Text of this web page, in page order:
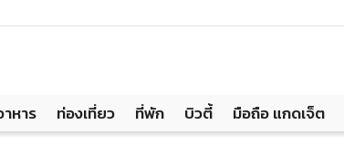
หาร ท่องเที่ยว ที่พัก บิวตี้ มือถือ แกดเจ็ต